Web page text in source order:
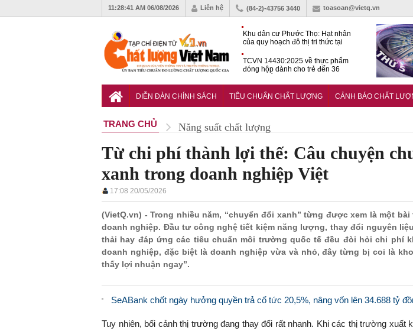
11:28:42 AM 06/08/2026 Liên hệ (84-2)-43756 3440 toasoan@vietq.vn
Khu dân cư Phước Thọ: Hạt nhân
của quy hoạch đô thị tri thức tại
TCVN 14430:2025 về thực phẩm
đóng hộp dành cho trẻ đến 36
chống nứt của hỗn hợp bê tông
DIỄN ĐÀN CHÍNH SÁCH TIÊU CHUẨN CHẤT LƯỢNG CẢNH BÁO CHẤT
TRANG CHỦ Năng suất chất lượng
Từ chi phí thành lợi thế: Câu chuyện
xanh trong doanh nghiệp Việt
17:08 20/05/2026
(VietQ.vn) - Trong nhiều năm, “chuyển đổi xanh” từng được xem là một
doanh nghiệp. Đầu tư công nghệ tiết kiệm năng lượng, thay đổi nguyên
thải hay đáp ứng các tiêu chuẩn môi trường quốc tế đều đòi hỏi chi phí
doanh nghiệp, đặc biệt là doanh nghiệp vừa và nhỏ, đây từng bị coi là
thấy lợi nhuận ngay”.
SeABank chốt ngày hưởng quyền trả cổ tức 20,5%, nâng vốn lên 34.688 tỷ
Tuy nhiên, bối cảnh thị trường đang thay đổi rất nhanh. Khi các thị trường xuất